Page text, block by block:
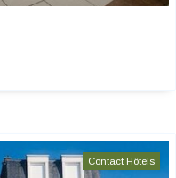
Contact Hôtels